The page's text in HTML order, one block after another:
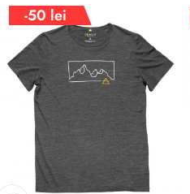
-50 lei